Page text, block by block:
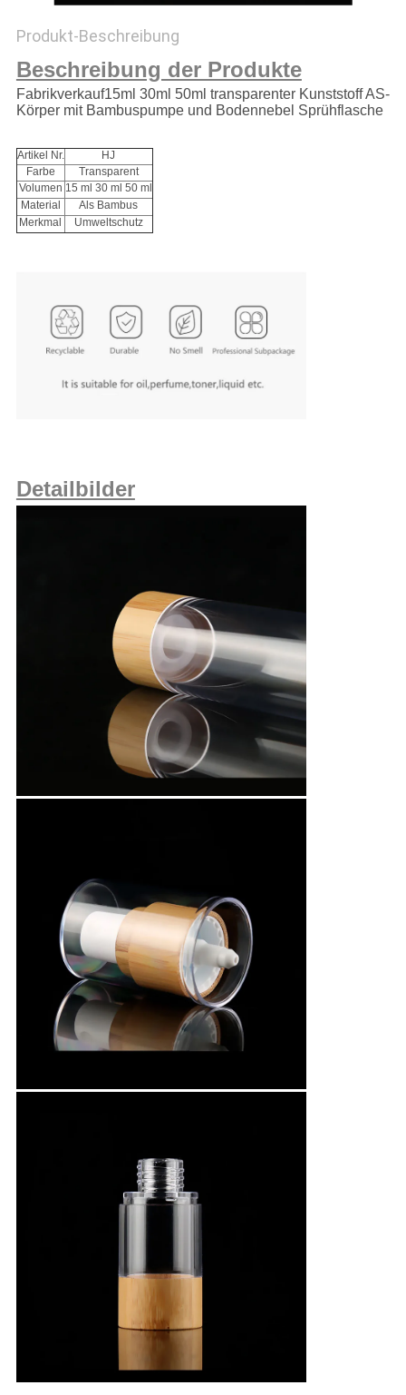
Produkt-Beschreibung
Beschreibung der Produkte
Fabrikverkauf15ml 30ml 50ml transparenter Kunststoff AS-
Körper mit Bambuspumpe und Bodennebel Sprühflasche
Artikel Nr.
HJ
Farbe
Transparent
Volumen 15 ml 30 ml 50 ml
Material
Als Bambus
Merkmal
Umweltschutz
Detailbilder